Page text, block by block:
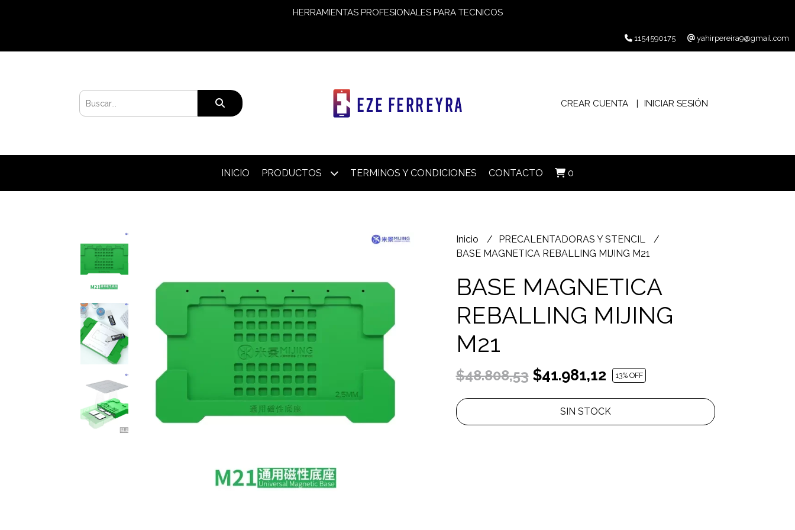
HERRAMIENTAS PROFESIONALES PARA TECNICOS
1154590175 yahirpereira9@gmail.com
CREAR CUENTA INICIAR SESIÓN
INICIO PRODUCTOS TERMINOS Y CONDICIONES CONTACTO 0
Inicio
PRECALENTADORAS Y STENCIL
BASE MAGNETICA REBALLING MIJING M21
BASE MAGNETICA
REBALLING MIJING
M21
$48.808,53$41.981,12 13% OFF
SIN STOCK